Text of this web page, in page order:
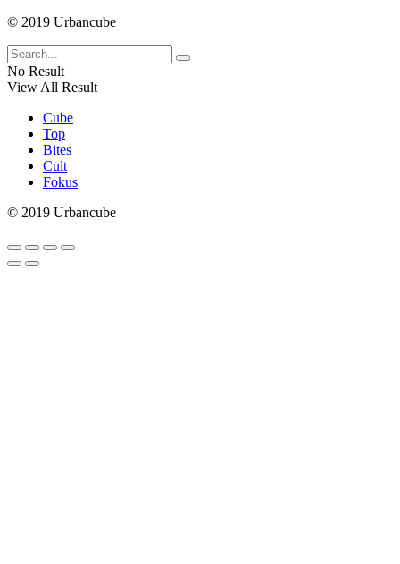
© 2019 Urbancube
No Result
View All Result
Cube
Top
Bites
Cult
Fokus
© 2019 Urbancube